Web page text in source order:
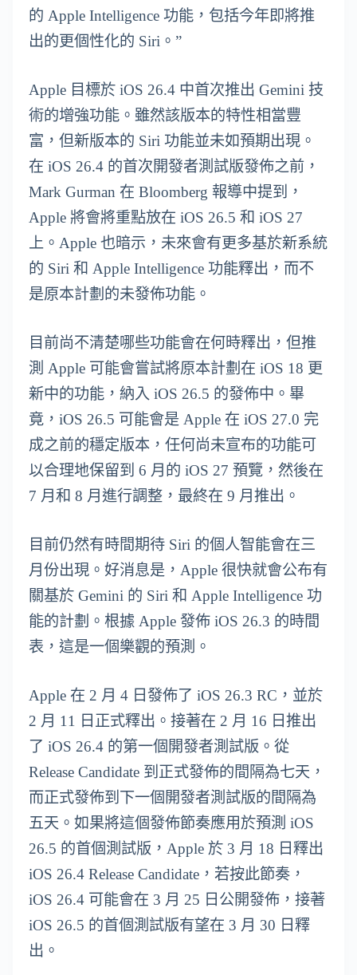
的 Apple Intelligence 功能，包括今年即將推
出的更個性化的 Siri。”
Apple 目標於 iOS 26.4 中首次推出 Gemini 技
術的增強功能。雖然該版本的特性相當豐
富，但新版本的 Siri 功能並未如預期出現。
在 iOS 26.4 的首次開發者測試版發佈之前，
Mark Gurman 在 Bloomberg 報導中提到，
Apple 將會將重點放在 iOS 26.5 和 iOS 27
上。Apple 也暗示，未來會有更多基於新系統
的 Siri 和 Apple Intelligence 功能釋出，而不
是原本計劃的未發佈功能。
目前尚不清楚哪些功能會在何時釋出，但推
測 Apple 可能會嘗試將原本計劃在 iOS 18 更
新中的功能，納入 iOS 26.5 的發佈中。畢
竟，iOS 26.5 可能會是 Apple 在 iOS 27.0 完
成之前的穩定版本，任何尚未宣布的功能可
以合理地保留到 6 月的 iOS 27 預覽，然後在
7 月和 8 月進行調整，最終在 9 月推出。
目前仍然有時間期待 Siri 的個人智能會在三
月份出現。好消息是，Apple 很快就會公布有
關基於 Gemini 的 Siri 和 Apple Intelligence 功
能的計劃。根據 Apple 發佈 iOS 26.3 的時間
表，這是一個樂觀的預測。
Apple 在 2 月 4 日發佈了 iOS 26.3 RC，並於
2 月 11 日正式釋出。接著在 2 月 16 日推出
了 iOS 26.4 的第一個開發者測試版。從
Release Candidate 到正式發佈的間隔為七天，
而正式發佈到下一個開發者測試版的間隔為
五天。如果將這個發佈節奏應用於預測 iOS
26.5 的首個測試版，Apple 於 3 月 18 日釋出
iOS 26.4 Release Candidate，若按此節奏，
iOS 26.4 可能會在 3 月 25 日公開發佈，接著
iOS 26.5 的首個測試版有望在 3 月 30 日釋
出。